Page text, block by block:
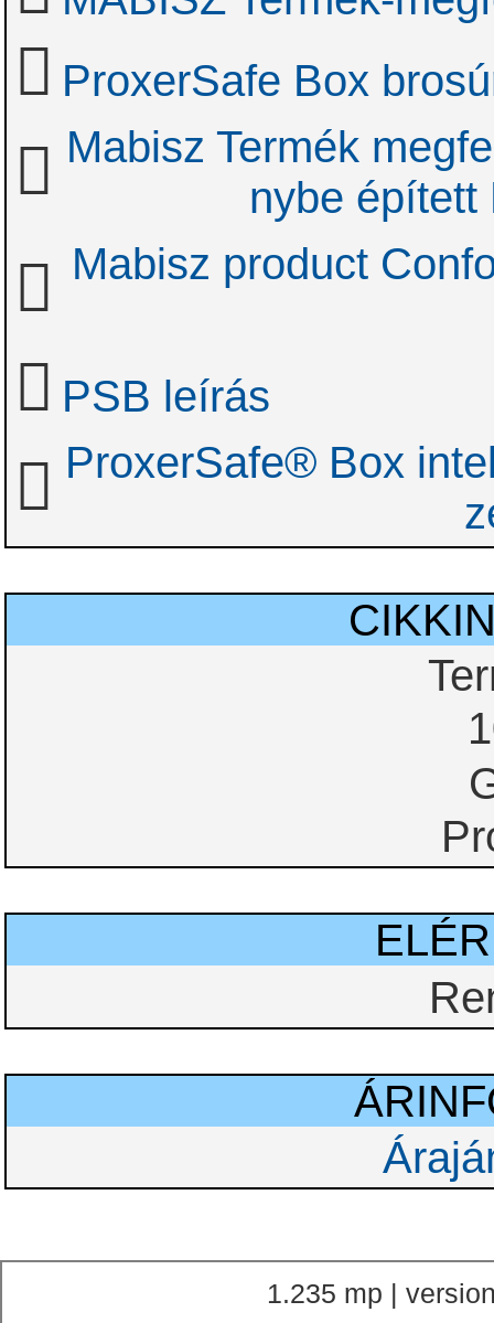
ProxerSafe Box
Mabisz Termék
nybe épített
Mabisz product
PSB leírás
ProxerSafe® Box
1.235 mp |